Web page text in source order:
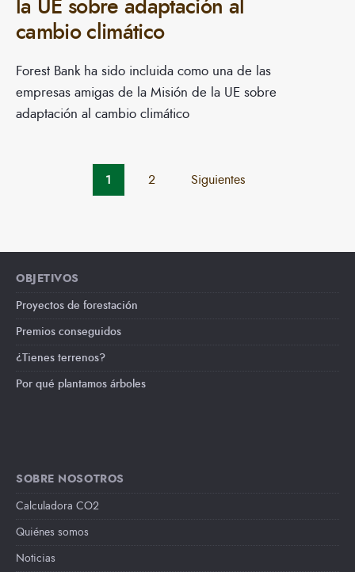
la UE sobre adaptación al
cambio climático
Forest Bank ha sido incluida como una de las
empresas amigas de la Misión de la UE sobre
adaptación al cambio climático
Paginación
1 2 Siguientes
OBJETIVOS
Proyectos de forestación
Premios conseguidos
¿Tienes terrenos?
Por qué plantamos árboles
SOBRE NOSOTROS
Calculadora CO2
Quiénes somos
Noticias